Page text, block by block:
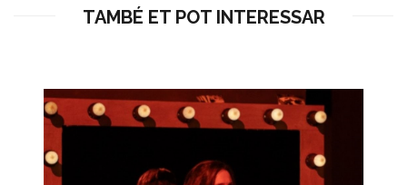
TAMBÉ ET POT INTERESSAR